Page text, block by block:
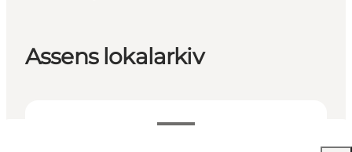
Assens lokalarkiv